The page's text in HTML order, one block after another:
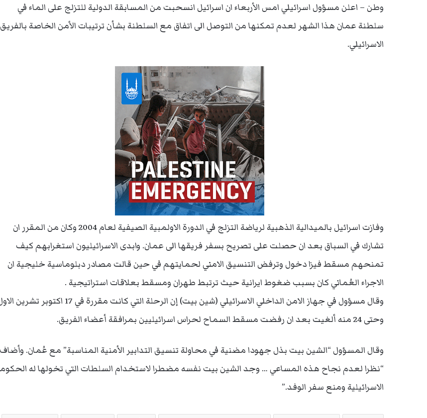
وطن – اعلن مسؤول اسرائيلي امس الأربعاء ان اسرائيل انسحبت من المسابقة الدولية للتزلج على الماء في
سلطنة عمان هذا الشهر لعدم تمكنها من التوصل الى اتفاق مع السلطنة بشأن ترتيبات الأمن الخاصة بالفريق
الاسرائيلي.
وفازت اسرائيل بالميدالية الذهبية لرياضة التزلج في الدورة الاولمبية الصيفية لعام 2004 وكان من المقرر ان
تشارك في السباق بعد ان حصلت على تصريح بسفر فريقها الى عمان. وابدى الاسرائيليون استغرابهم كيف
تمنحهم مسقط فيزا دخول وترفض التنسيق الامني لحمايتهم في حين قالت مصادر دبلوماسية خليجية ان
الاجراء العُماني كان بسبب ضغوط ايرانية حيث ترتبط طهران ومسقط بعلاقات استراتيجية .
وقال مسؤول في جهاز الامن الداخلي الاسرائيلي (شين بيت) إن الرحلة التي كانت مقررة في 17 اكتوبر
وحتى 24 منه ألغيت بعد ان رفضت مسقط السماح لحراس اسرائيليين بمرافقة أعضاء الفريق.
وقال المسؤول “الشين بيت بذل جهودا مضنية في محاولة تنسيق التدابير الأمنية المناسبة” مع عُمان. وأضاف
“نظرا لعدم نجاح هذه المساعي … وجد الشين بيت نفسه مضطرا لاستخدام السلطات التي تخولها له
الاسرائيلية ومنع سفر الوفد.”